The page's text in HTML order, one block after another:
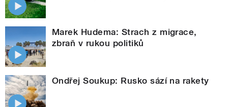
Marek Hudema: Strach z migrace,
zbraň v rukou politiků
Ondřej Soukup: Rusko sází na rakety